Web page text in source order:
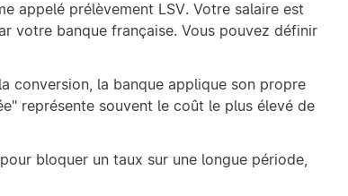
appelé prélèvement LSV. Votre salaire est
votre banque française. Vous pouvez définir
conversion, la banque applique son propre
représente souvent le coût le plus élevé de
bloquer un taux sur une longue période,